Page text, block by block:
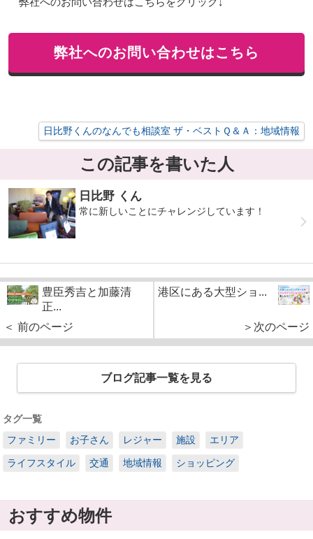
弊社へのお問い合わせはこちら
日比野くんのなんでも相談室 ザ・ベストＱ＆Ａ：地域情報
この記事を書いた人
日比野 くん
常に新しいことにチャレンジしています！
豊臣秀吉と加藤清
正...
＜ 前のページ
港区にある大型ショ...
＞次のページ
ブログ記事一覧を見る
タグ一覧
ファミリー
お子さん レジャー 施設 エリア
ライフスタイル 交通 地域情報 ショッピング
おすすめ物件